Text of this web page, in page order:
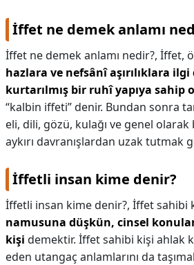
İffet ne demek anlamı
İffet ne demek anlamı nedir?, İffet,
hazlara ve nefsânî aşırılıklara
kurtarılmış bir ruhî yapıya sahip
“kalbin iffeti” denir. Bundan sonra
eli, dili, gözü, kulağı ve genel
aykırı davranışlardan uzak tutmak
İffetli insan kime denir?
İffetli insan kime denir?, İffet sahibi
namusuna düşkün, cinsel
kişi demektir. İffet sahibi kişi ahlak
eden utangaç anlamlarını da